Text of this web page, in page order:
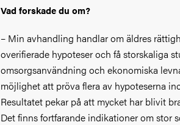
Vad forskade du om?
– Min avhandling handlar om äldres
overifierade hypoteser och få storskaliga
omsorgsanvändning och ekonomiska
möjlighet att pröva flera av hypoteserna
Resultatet pekar på att mycket har blivit
Det finns fortfarande indikationer om stor